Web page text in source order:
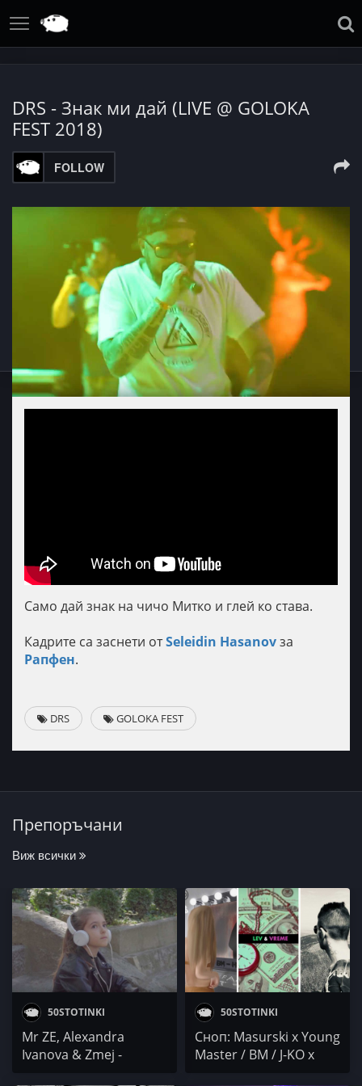
DRS - Знак ми дай (LIVE @ GOLOKA
FEST 2018)
FOLLOW
Само дай знак на чичо Митко и глей ко става.
Кадрите са заснети отSeleidin Hasanovза
Рапфен.
DRS GOLOKA FEST
Препоръчани
Виж всички
50STOTINKI
Mr ZE, Alexandra
Ivanova & Zmej -
50STOTINKI
Сноп: Masurski x Young
Master / BM / J-KO x